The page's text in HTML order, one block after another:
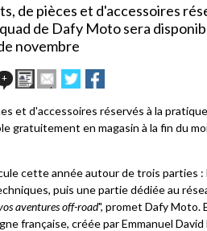
de pièces et d'accessoires
de Dafy Moto sera
novembre
+ ImprimerEnvoyer
cet
à
un
Partager
sur
sur
et d'accessoires réservés à la
gratuitement en magasin à la fin du
cette année autour de trois parties
puis une partie dédiée au
aventures off-road", promet Dafy Moto.
française, créée par Emmanuel David